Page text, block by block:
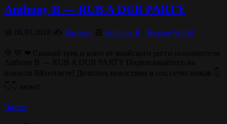
Anthony B — RUB A DUB PARTY
Rastagor Anthony B Reggae World
Читать